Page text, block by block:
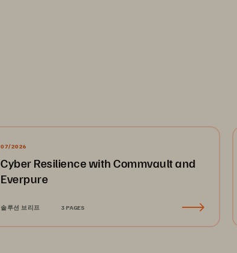
07/2026
Cyber Resilience with Commvault and
Everpure
솔루션 브리프 3 PAGES